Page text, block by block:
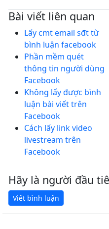
Bài viết liên quan
Lấy cmt email sđt từ
bình luận facebook
Phần mềm quét
thông tin người dùng
Facebook
Không lấy được bình
luận bài viết trên
Facebook
Cách lấy link video
livestream trên
Facebook
Hãy là người đầu